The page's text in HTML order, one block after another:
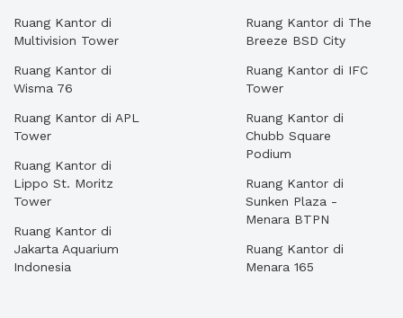
Ruang Kantor di
Multivision Tower
Ruang Kantor di
Wisma 76
Ruang Kantor di APL
Tower
Ruang Kantor di
Lippo St. Moritz
Tower
Ruang Kantor di
Jakarta Aquarium
Indonesia
Ruang Kantor di The
Breeze BSD City
Ruang Kantor di IFC
Tower
Ruang Kantor di
Chubb Square
Podium
Ruang Kantor di
Sunken Plaza -
Menara BTPN
Ruang Kantor di
Menara 165